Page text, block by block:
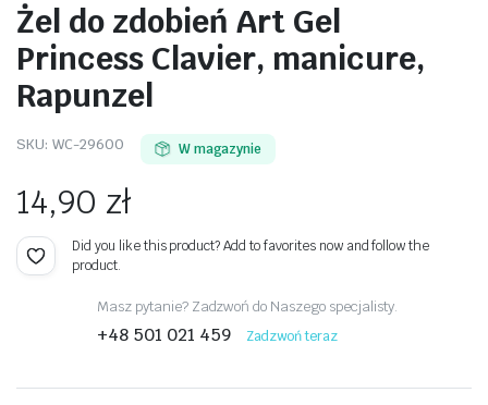
Żel do zdobień Art Gel
Princess Clavier, manicure,
Rapunzel
SKU: WC-29600 W magazynie
14,90 zł
Did you like this product? Add to favorites now and follow the
product.
Masz pytanie? Zadzwoń do Naszego specjalisty.
+48 501 021 459 Zadzwoń teraz